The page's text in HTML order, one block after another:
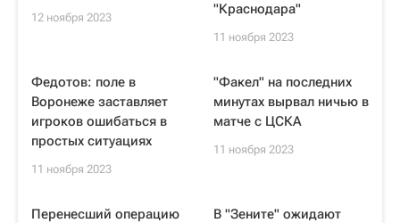
12 ноября 2023
"Краснодара"
11 ноября 2023
Федотов: поле в
Воронеже заставляет
игроков ошибаться в
простых ситуациях
11 ноября 2023
"Факел" на последних
минутах вырвал ничью в
матче с ЦСКА
11 ноября 2023
Перенесший операцию
В "Зените" ожидают